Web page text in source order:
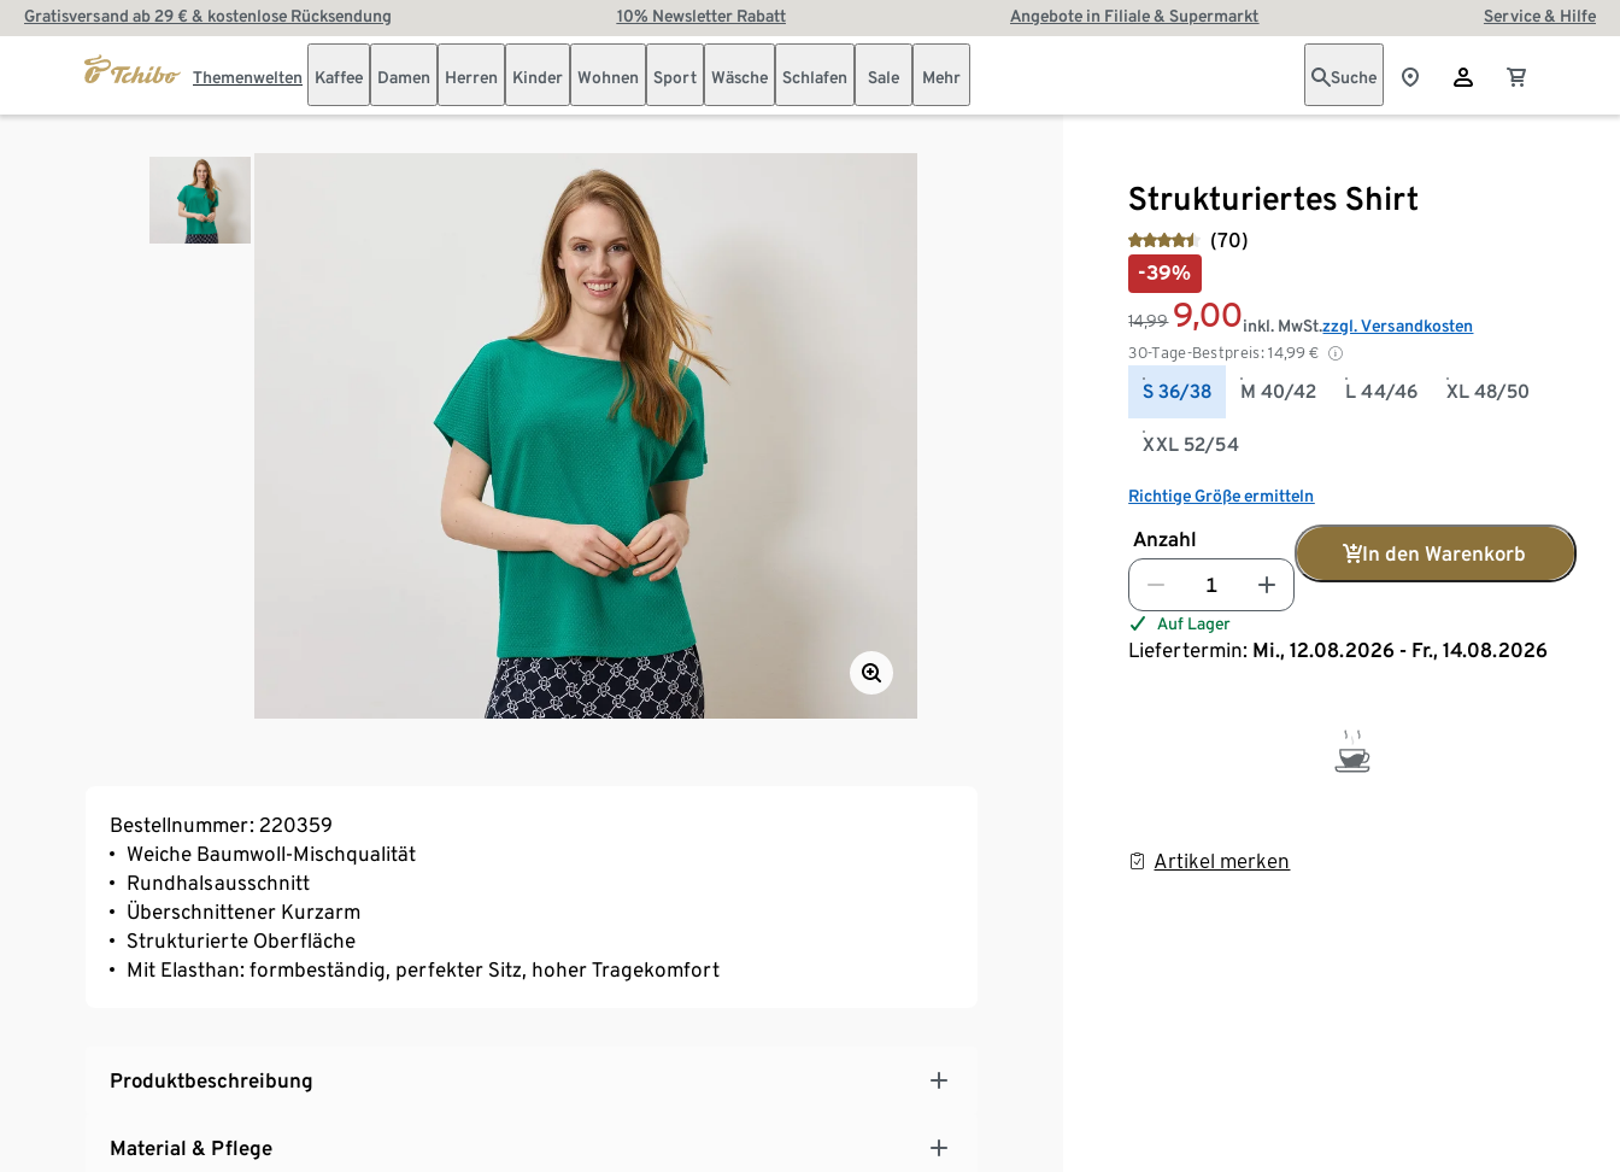
Gratisversand ab 29 € & kostenlose Rücksendung 10% Newsletter Rabatt Angebote in Filiale & Supermarkt Service & Hilfe
Themenwelten Kaffee Damen Herren Kinder Wohnen Sport Wäsche Schlafen Sale Mehr Suche
Strukturiertes Shirt
(70)
-39%
14,99 9,00
30-Tage-Bestpreis: 14,99 €
inkl. MwSt.zzgl. Versandkosten
S 36/38 M 40/42 L 44/46 XL 48/50
XXL 52/54
Richtige Größe ermitteln
Anzahl
In den Warenkorb
Auf Lager
Liefertermin: Mi., 12.08.2026 - Fr., 14.08.2026
Artikel merken
Bestellnummer: 220359
Weiche Baumwoll-Mischqualität
Rundhalsausschnitt
Überschnittener Kurzarm
Strukturierte Oberfläche
Mit Elasthan: formbeständig, perfekter Sitz, hoher Tragekomfort
Produktbeschreibung
Material & Pflege